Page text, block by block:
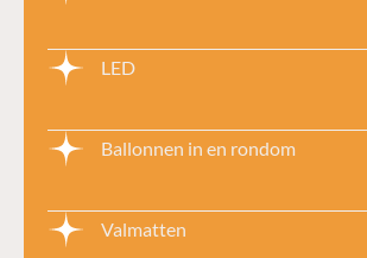
LED
Ballonnen in en rondom
Valmatten